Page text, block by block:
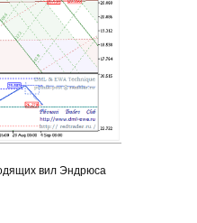
вил Эндрюса